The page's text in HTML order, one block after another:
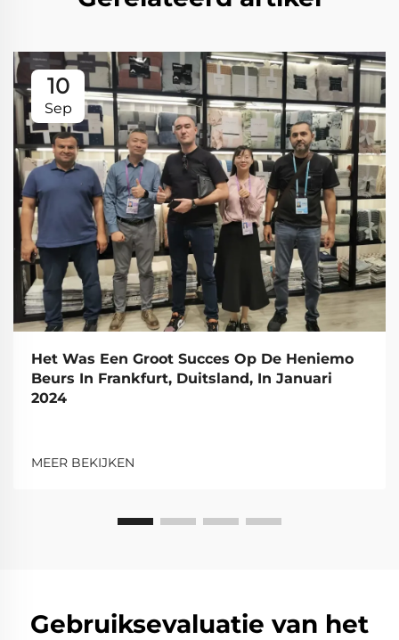
10
Sep
Het Was Een Groot Succes Op De Heniemo
Beurs In Frankfurt, Duitsland, In Januari
2024
MEER BEKIJKEN
Gebruiksevaluatie van het